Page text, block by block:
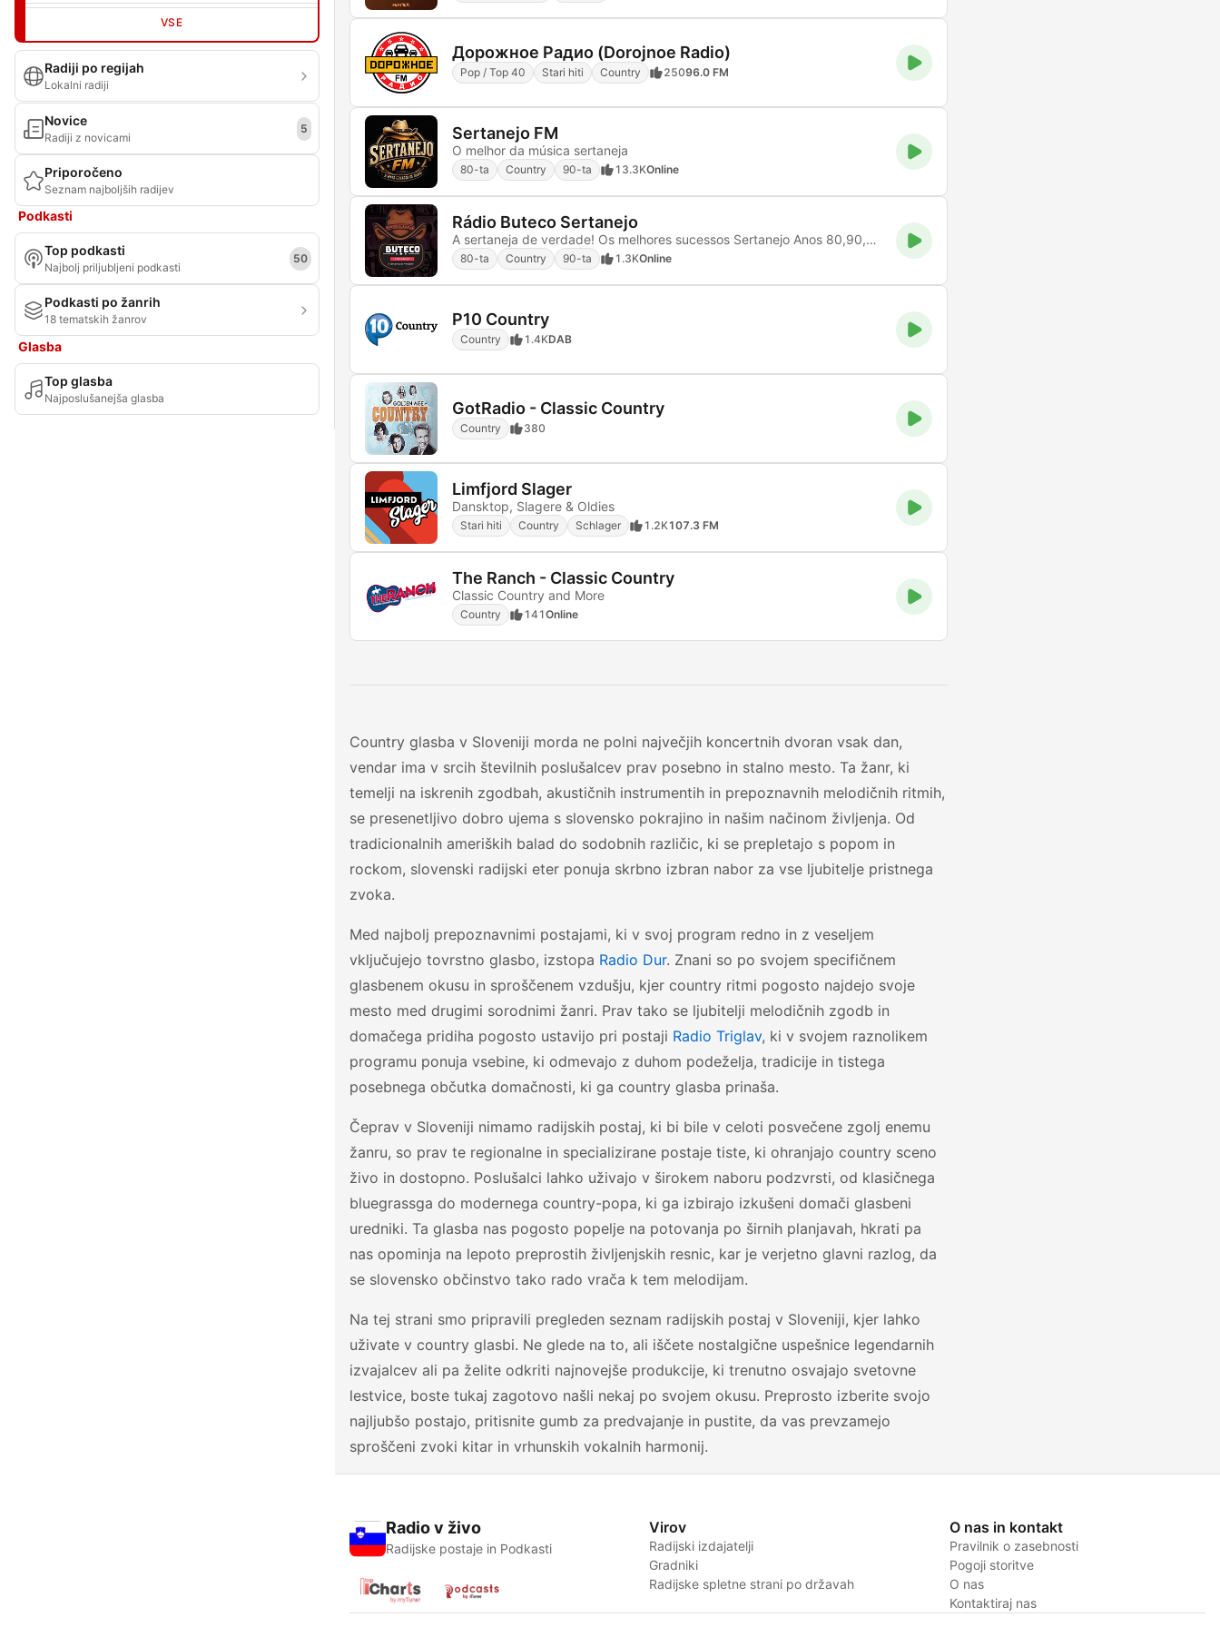
VSE
Radiji po regijah
Lokalni radiji
Novice
Radiji z novicami
5
Priporočeno
Seznam najboljših radijev
Podkasti
Top podkasti
Najbolj priljubljeni podkasti
50
Podkasti po žanrih
18 tematskih žanrov
Glasba
Top glasba
Najposlušanejša glasba
Дорожное Радио (Dorojnoe Radio)
Pop / Top 40 Stari hiti Country 25096.0 FM
Sertanejo FM
O melhor da música sertaneja
80-ta Country 90-ta 13.3KOnline
Rádio Buteco Sertanejo
A sertaneja de verdade! Os melhores sucessos Sertanejo Anos 80,90,2000
80-ta Country 90-ta 1.3KOnline
P10 Country
Country 1.4KDAB
GotRadio - Classic Country
Country 380
Limfjord Slager
Dansktop, Slagere & Oldies
Stari hiti Country Schlager 1.2K107.3 FM
The Ranch - Classic Country
Classic Country and More
Country 141Online
Country glasba v Sloveniji morda ne polni največjih koncertnih dvoran vsak dan,
vendar ima v srcih številnih poslušalcev prav posebno in stalno mesto. Ta žanr, ki
temelji na iskrenih zgodbah, akustičnih instrumentih in prepoznavnih melodičnih ritmih,
se presenetljivo dobro ujema s slovensko pokrajino in našim načinom življenja. Od
tradicionalnih ameriških balad do sodobnih različic, ki se prepletajo s popom in
rockom, slovenski radijski eter ponuja skrbno izbran nabor za vse ljubitelje pristnega
zvoka.
Med najbolj prepoznavnimi postajami, ki v svoj program redno in z veseljem
vključujejo tovrstno glasbo, izstopa Radio Dur. Znani so po svojem specifičnem
glasbenem okusu in sproščenem vzdušju, kjer country ritmi pogosto najdejo svoje
mesto med drugimi sorodnimi žanri. Prav tako se ljubitelji melodičnih zgodb in
domačega pridiha pogosto ustavijo pri postaji Radio Triglav, ki v svojem raznolikem
programu ponuja vsebine, ki odmevajo z duhom podeželja, tradicije in tistega
posebnega občutka domačnosti, ki ga country glasba prinaša.
Čeprav v Sloveniji nimamo radijskih postaj, ki bi bile v celoti posvečene zgolj enemu
žanru, so prav te regionalne in specializirane postaje tiste, ki ohranjajo country sceno
živo in dostopno. Poslušalci lahko uživajo v širokem naboru podzvrsti, od klasičnega
bluegrassga do modernega country-popa, ki ga izbirajo izkušeni domači glasbeni
uredniki. Ta glasba nas pogosto popelje na potovanja po širnih planjavah, hkrati pa
nas opominja na lepoto preprostih življenjskih resnic, kar je verjetno glavni razlog, da
se slovensko občinstvo tako rado vrača k tem melodijam.
Na tej strani smo pripravili pregleden seznam radijskih postaj v Sloveniji, kjer lahko
uživate v country glasbi. Ne glede na to, ali iščete nostalgične uspešnice legendarnih
izvajalcev ali pa želite odkriti najnovejše produkcije, ki trenutno osvajajo svetovne
lestvice, boste tukaj zagotovo našli nekaj po svojem okusu. Preprosto izberite svojo
najljubšo postajo, pritisnite gumb za predvajanje in pustite, da vas prevzamejo
sproščeni zvoki kitar in vrhunskih vokalnih harmonij.
Radio v živo
Radijske postaje in Podkasti
Virov
Radijski izdajatelji
Gradniki
Radijske spletne strani po državah
O nas in kontakt
Pravilnik o zasebnosti
Pogoji storitve
O nas
Kontaktiraj nas